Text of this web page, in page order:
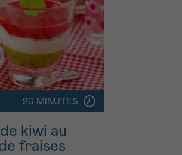
20 MINUTES
kiwi au
fraises